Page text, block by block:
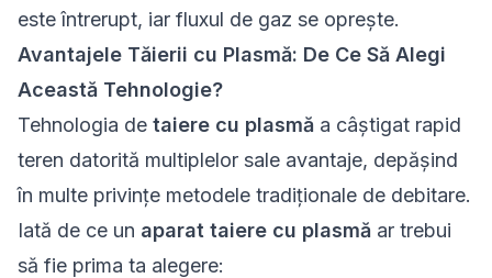
este întrerupt, iar fluxul de gaz se oprește.
Avantajele Tăierii cu Plasmă: De Ce Să Alegi
Această Tehnologie?
Tehnologia de taiere cu plasmă a câștigat rapid
teren datorită multiplelor sale avantaje, depășind
în multe privințe metodele tradiționale de debitare.
Iată de ce un aparat taiere cu plasmă ar trebui
să fie prima ta alegere: